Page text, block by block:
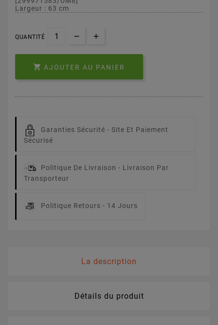
Largeur : 63 cm
QUANTITÉ
 AJOUTER AU PANIER
Garanties Sécurité - Site Et Paiement
Sécurisé
Politique De Livraison - Livraison Par
Transporteur
Politique Retours - 14 Jours
La description
Détails du produit